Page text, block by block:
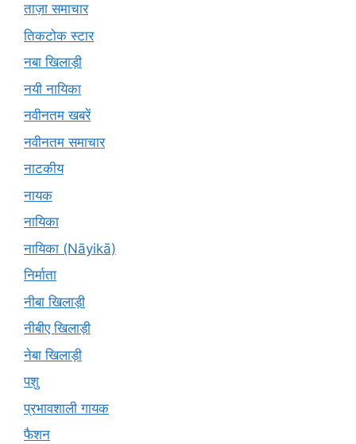
ताज़ा समाचार
तिकटोक स्टार
नबा खिलाड़ी
नयी नायिका
नवीनतम खबरें
नवीनतम समाचार
नाटकीय
नायक
नायिका
नायिका (Nāyikā)
निर्माता
नीबा खिलाड़ी
नीबीए खिलाड़ी
नेबा खिलाड़ी
पशु
प्रभावशाली गायक
फैशन